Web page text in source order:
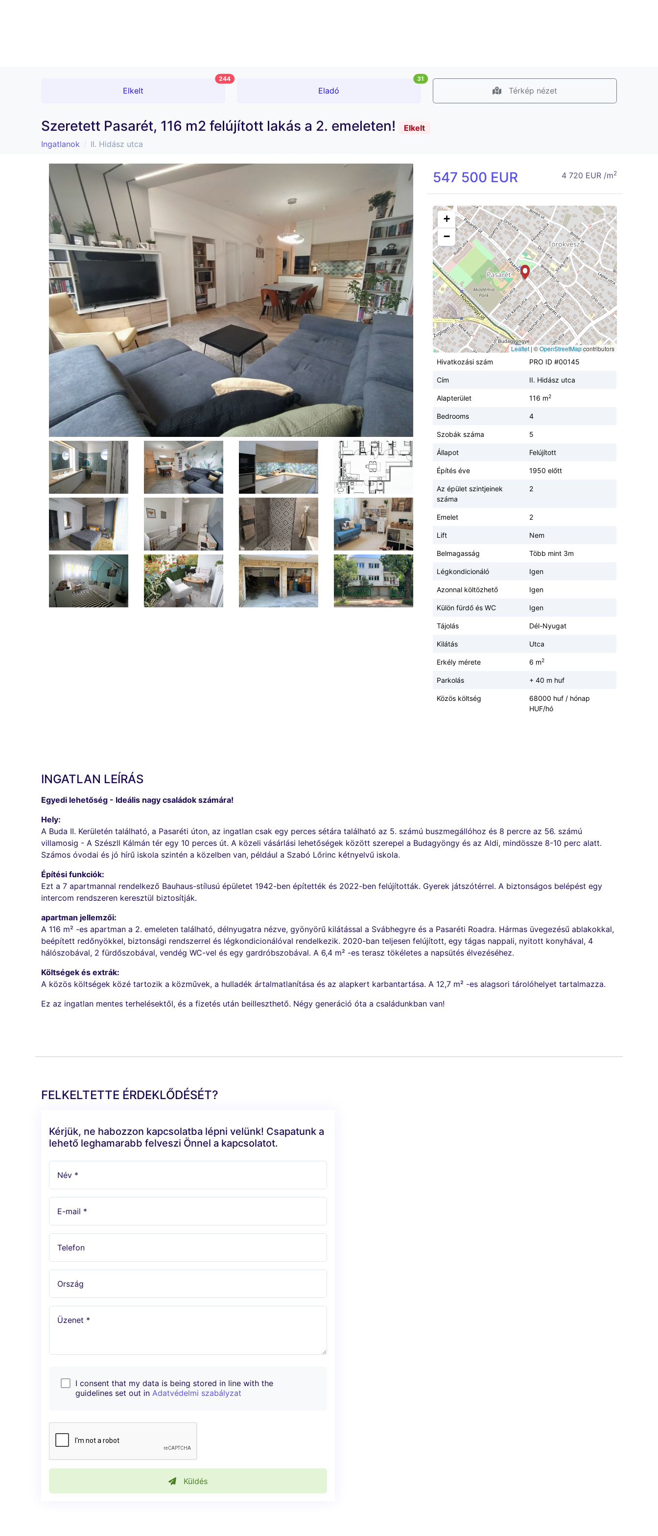
Elkelt
244
Eladó
31
Térkép nézet
Szeretett Pasarét, 116 m2 felújított lakás a 2. emeleten!
Elkelt
Ingatlanok
II. Hidász utca
547 500 EUR 4 720 EUR /m2
+
−
Leaflet| ©OpenStreetMapcontributors
Hivatkozási szám
PRO ID #00145
Cím II. Hidász utca
Alapterület 116 m2
Bedrooms 4
Szobák száma 5
Állapot Felújított
Építés éve 1950 előtt
Az épület szintjeinek
száma
2
Emelet 2
Lift Nem
Belmagasság Több mint 3m
Légkondicionáló Igen
Azonnal költözhető Igen
Külön fürdő és WC Igen
Tájolás Dél-Nyugat
Kilátás Utca
Erkély mérete 6 m2
Parkolás + 40 m huf
Közös költség
68000 huf / hónap
HUF/hó
INGATLAN LEÍRÁS
Egyedi lehetőség - Ideális nagy családok számára!
Hely:
A Buda II. Kerületén található, a Pasaréti úton, az ingatlan csak egy perces sétára található az 5. számú buszmegállóhoz és 8 percre az 56. számú
villamosig - A Szészll Kálmán tér egy 10 perces út. A közeli vásárlási lehetőségek között szerepel a Budagyöngy és az Aldi, mindössze 8-10 perc alatt.
Számos óvodai és jó hírű iskola szintén a közelben van, például a Szabó Lőrinc kétnyelvű iskola.
Építési funkciók:
Ezt a 7 apartmannal rendelkező Bauhaus-stílusú épületet 1942-ben építették és 2022-ben felújították. Gyerek játszótérrel. A biztonságos belépést egy
intercom rendszeren keresztül biztosítják.
apartman jellemzői:
A 116 m² -es apartman a 2. emeleten található, délnyugatra nézve, gyönyörű kilátással a Svábhegyre és a Pasaréti Roadra. Hármas üvegezésű ablakokkal,
beépített redőnyökkel, biztonsági rendszerrel és légkondicionálóval rendelkezik. 2020-ban teljesen felújított, egy tágas nappali, nyitott konyhával, 4
hálószobával, 2 fürdőszobával, vendég WC-vel és egy gardróbszobával. A 6,4 m² -es terasz tökéletes a napsütés élvezéséhez.
Költségek és extrák:
A közös költségek közé tartozik a közművek, a hulladék ártalmatlanítása és az alapkert karbantartása. A 12,7 m² -es alagsori tárolóhelyet tartalmazza.
Ez az ingatlan mentes terhelésektől, és a fizetés után beilleszthető. Négy generáció óta a családunkban van!
FELKELTETTE ÉRDEKLŐDÉSÉT?
Kérjük, ne habozzon kapcsolatba lépni velünk! Csapatunk a
lehető leghamarabb felveszi Önnel a kapcsolatot.
Név *
E-mail *
Telefon
Ország
Üzenet *
I consent that my data is being stored in line with the
guidelines set out in Adatvédelmi szabályzat
Küldés